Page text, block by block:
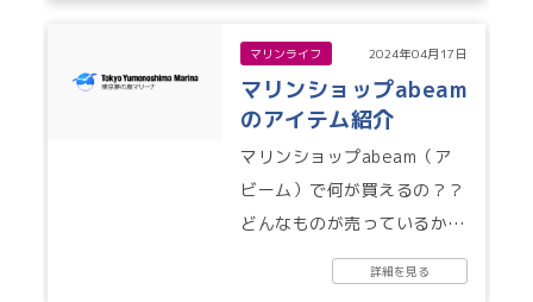
マリンライフ 2024年04月17日
マリンショップabeam
のアイテム紹介
マリンショップabeam（ア
ビーム）で何が買えるの？？
どんなものが売っているか、
写真を撮ってきました。常備
品と注文品となるべくお客様
詳細を見る